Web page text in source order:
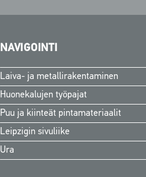
NAVIGOINTI
Laiva- ja metallirakentaminen
Huonekalujen työpajat
Puu ja kiinteät pintamateriaalit
Leipzigin sivuliike
Ura